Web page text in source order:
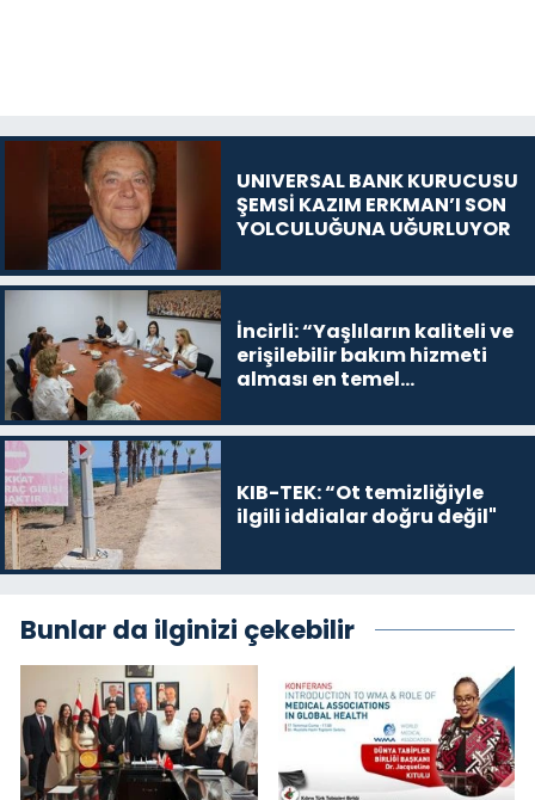
UNIVERSAL BANK KURUCUSU
ŞEMSİ KAZIM ERKMAN’I SON
YOLCULUĞUNA UĞURLUYOR
İncirli: “Yaşlıların kaliteli ve
erişilebilir bakım hizmeti
alması en temel
KIB-TEK: “Ot temizliğiyle
ilgili iddialar doğru değil"
Bunlar da ilginizi çekebilir